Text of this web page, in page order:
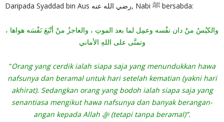
Daripada Syaddad bin Aus رضي الله عنه, Nabi ﷺ bersabda:
والكيُسُ منْ دان نفْسه وعمِل لما بعد الموتِ ، والعاجزُ منْ أتْبَعَ نَفْسَه هواها ،
وتمنَّى على اللهِ الأماني
“Orang yang cerdik ialah siapa saja yang menundukkan hawa
nafsunya dan beramal untuk hari setelah kematian (yakni hari
akhirat). Sedangkan orang yang bodoh ialah siapa saja yang
senantiasa mengikut hawa nafsunya dan banyak berangan-
angan kepada Allah ‎ﷻ (tetapi tanpa beramal)”.